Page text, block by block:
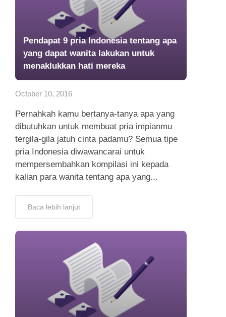
Pendapat 9 pria Indonesia tentang apa
yang dapat wanita lakukan untuk
menaklukkan hati mereka
October 10, 2016
Pernahkah kamu bertanya-tanya apa yang
dibutuhkan untuk membuat pria impianmu
tergila-gila jatuh cinta padamu? Semua tipe
pria Indonesia diwawancarai untuk
mempersembahkan kompilasi ini kepada
kalian para wanita tentang apa yang...
Baca lebih lanjut